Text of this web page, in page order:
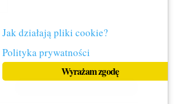
Jak działają pliki cookie?
Polityka prywatności
Wyrażam zgodę